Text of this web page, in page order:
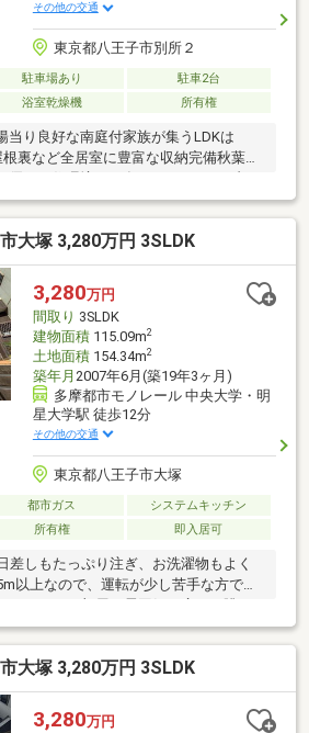
その他の交通
東京都八王子市別所２
駐車場あり
駐車2台
浴室乾燥機 所有権
当り良好な南庭付家族が集うLDKは
裏など全居室に豊富な収納完備秋葉台
各居室クロス交換 玄関インターホ
大塚 3,280万円 3SLDK
3,280万円
間取り 3SLDK
建物面積115.09m2
土地面積154.34m2
築年月 2007年6月(築19年3ヶ月)
多摩都市モノレール 中央大学・明
星大学駅 徒歩12分
その他の交通
東京都八王子市大塚
都市ガス
システムキッチン
所有権 即入居可
差しもたっぷり注ぎ、お洗濯物もよく
上なので、運転が少し苦手な方でも
すね。 ●部屋の雰囲気や広さ・眺
、是非一度、ご自身の目で確かめてみ
内も可能です。まずはお気軽にお問
大塚 3,280万円 3SLDK
3,280万円